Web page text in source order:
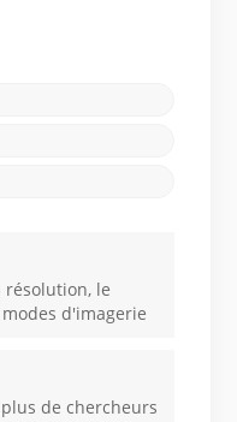
résolution, le
d'imagerie
de chercheurs